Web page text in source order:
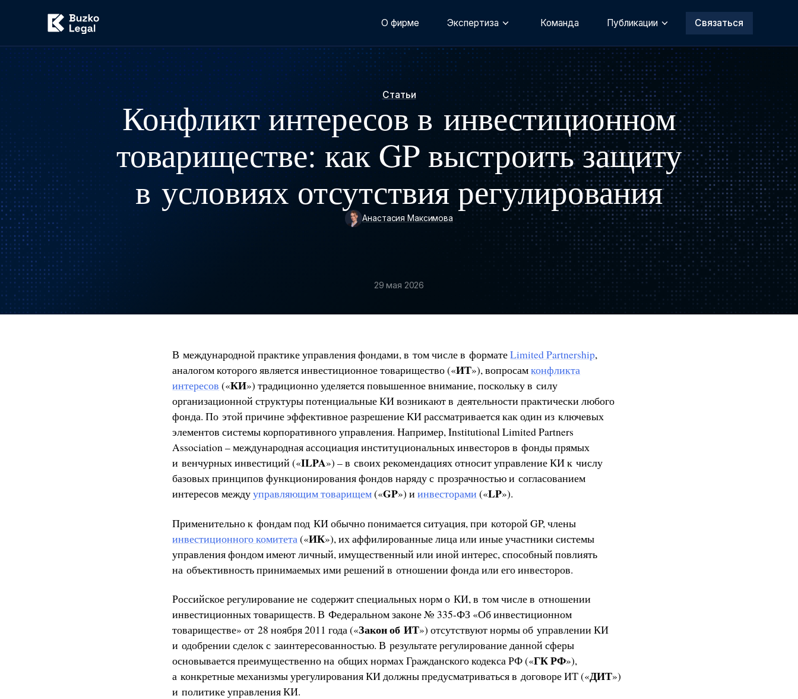
О фирме Экспертиза Команда Публикации Связаться
Статьи
Конфликт интересов в инвестиционном
товариществе: как GP выстроить защиту
в условиях отсутствия регулирования
Анастасия Максимова
29 мая 2026
В международной практике управления фондами, в том числе в форматеLimited Partnership,
аналогом которого является инвестиционное товарищество («ИТ»), вопросамконфликта
интересов («КИ») традиционно уделяется повышенное внимание, поскольку в силу
организационной структуры потенциальные КИ возникают в деятельности практически любого
фонда. По этой причине эффективное разрешение КИ рассматривается как один из ключевых
элементов системы корпоративного управления. Например, Institutional Limited Partners
Association – международная ассоциация институциональных инвесторов в фонды прямых
и венчурных инвестиций («ILPA») – в своих рекомендациях относит управление КИ к числу
базовых принципов функционирования фондов наряду с прозрачностью и согласованием
интересов междууправляющим товарищем(«GP») иинвесторами («LP»).
Применительно к фондам под КИ обычно понимается ситуация, при которой GP, члены
инвестиционного комитета («ИК»), их аффилированные лица или иные участники системы
управления фондом имеют личный, имущественный или иной интерес, способный повлиять
на объективность принимаемых ими решений в отношении фонда или его инвесторов.
Российское регулирование не содержит специальных норм о КИ, в том числе в отношении
инвестиционных товариществ. В Федеральном законе № 335-ФЗ «Об инвестиционном
товариществе» от 28 ноября 2011 года («Закон об ИТ») отсутствуют нормы об управлении КИ
и одобрении сделок с заинтересованностью. В результате регулирование данной сферы
основывается преимущественно на общих нормах Гражданского кодекса РФ («ГК РФ»),
а конкретные механизмы урегулирования КИ должны предусматриваться в договоре ИТ («ДИТ»)
и политике управления КИ.